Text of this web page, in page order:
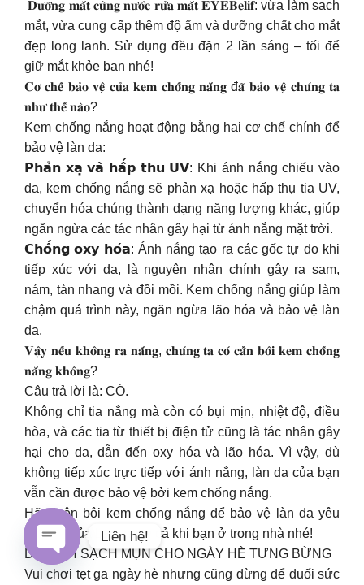
️ 𝐃𝐮̛𝐨̛̃𝐧𝐠 𝐦𝐚̆́𝐭 𝐜𝐮̀𝐧𝐠 𝐧𝐮̛𝐨̛́𝐜 𝐫𝐮̛̉𝐚 𝐦𝐚̆́𝐭 𝐄𝐘𝐄𝐁𝐞𝐥𝐢𝐟: vừa làm sạch
mắt, vừa cung cấp thêm độ ẩm và dưỡng chất cho mắt
đẹp long lanh. Sử dụng đều đặn 2 lần sáng – tối để
giữ mắt khỏe bạn nhé!
𝐂𝐨̛ 𝐜𝐡𝐞̂́ 𝐛𝐚̉𝐨 𝐯𝐞̣̂ 𝐜𝐮̉𝐚 𝐤𝐞𝐦 𝐜𝐡𝐨̂́𝐧𝐠 𝐧𝐚̆́𝐧𝐠 đ𝐚̃ 𝐛𝐚̉𝐨 𝐯𝐞̣̂ 𝐜𝐡𝐮́𝐧𝐠 𝐭𝐚
𝐧𝐡𝐮̛ 𝐭𝐡𝐞̂́ 𝐧𝐚̀𝐨?
Kem chống nắng hoạt động bằng hai cơ chế chính để
bảo vệ làn da:
𝗣𝗵𝗮̉𝗻 𝘅𝗮̣ 𝘃𝗮̀ 𝗵𝗮̂́𝗽 𝘁𝗵𝘂 𝗨𝗩: Khi ánh nắng chiếu vào
da, kem chống nắng sẽ phản xạ hoặc hấp thụ tia UV,
chuyển hóa chúng thành dạng năng lượng khác, giúp
ngăn ngừa các tác nhân gây hại từ ánh nắng mặt trời.
𝗖𝗵𝗼̂́𝗻𝗴 𝗼𝘅𝘆 𝗵𝗼́𝗮: Ánh nắng tạo ra các gốc tự do khi
tiếp xúc với da, là nguyên nhân chính gây ra sạm,
nám, tàn nhang và đồi mồi. Kem chống nắng giúp làm
chậm quá trình này, ngăn ngừa lão hóa và bảo vệ làn
da.
𝐕𝐚̣̂𝐲 𝐧𝐞̂́𝐮 𝐤𝐡𝐨̂𝐧𝐠 𝐫𝐚 𝐧𝐚̆́𝐧𝐠, 𝐜𝐡𝐮́𝐧𝐠 𝐭𝐚 𝐜𝐨́ 𝐜𝐚̂̀𝐧 𝐛𝐨̂𝐢 𝐤𝐞𝐦 𝐜𝐡𝐨̂́𝐧𝐠
𝐧𝐚̆́𝐧𝐠 𝐤𝐡𝐨̂𝐧𝐠?
Câu trả lời là: CÓ.
Không chỉ tia nắng mà còn có bụi mịn, nhiệt độ, điều
hòa, và các tia từ thiết bị điện tử cũng là tác nhân gây
hại cho da, dẫn đến oxy hóa và lão hóa. Vì vậy, dù
không tiếp xúc trực tiếp với ánh nắng, làn da của bạn
vẫn cần được bảo vệ bởi kem chống nắng.
Hãy luôn bôi kem chống nắng để bảo vệ làn da yêu
thương của bạn, ngay cả khi bạn ở trong nhà nhé!
DA XINH SẠCH MỤN CHO NGÀY HÈ TƯNG BỪNG
Vui chơi tẹt ga ngày hè nhưng cũng đừng để đuối sức
Liên hệ!
Open